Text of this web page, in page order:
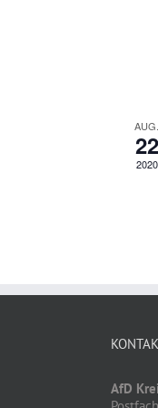
AUG.
22
2020
AfD